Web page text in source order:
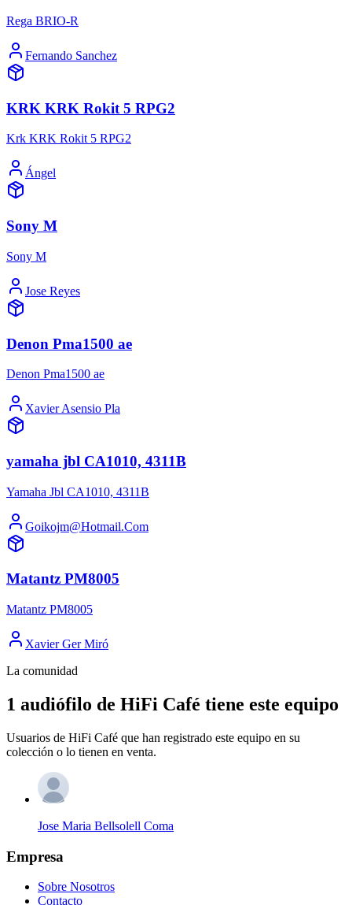
Rega BRIO-R
Fernando Sanchez
KRK KRK Rokit 5 RPG2
Krk KRK Rokit 5 RPG2
Ángel
Sony M
Sony M
Jose Reyes
Denon Pma1500 ae
Denon Pma1500 ae
Xavier Asensio Pla
yamaha jbl CA1010, 4311B
Yamaha Jbl CA1010, 4311B
Goikojm@Hotmail.Com
Matantz PM8005
Matantz PM8005
Xavier Ger Miró
La comunidad
1 audiófilo de HiFi Café tiene este equipo
Usuarios de HiFi Café que han registrado este equipo en su
colección o lo tienen en venta.
Jose Maria Bellsolell Coma
Empresa
Sobre Nosotros
Contacto